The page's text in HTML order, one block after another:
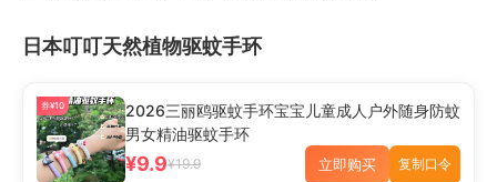
日本叮叮天然植物驱蚊手环
券¥10
2026三丽鸥驱蚊手环宝宝儿童成人户外随身防蚊
男女精油驱蚊手环
¥9.9¥19.9 立即购买 复制口令